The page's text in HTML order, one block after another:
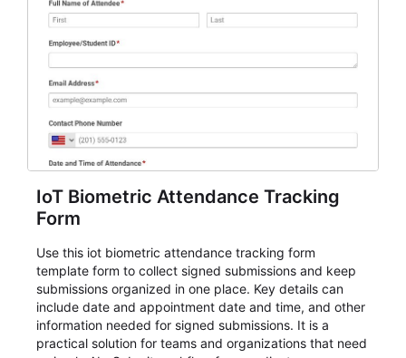
IoT Biometric Attendance Tracking
Form
Use this iot biometric attendance tracking form
template form to collect signed submissions and keep
submissions organized in one place. Key details can
include date and appointment date and time, and other
information needed for signed submissions. It is a
practical solution for teams and organizations that need